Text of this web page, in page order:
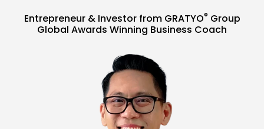
Entrepreneur & Investor from GRATYO® Group
Global Awards Winning Business Coach